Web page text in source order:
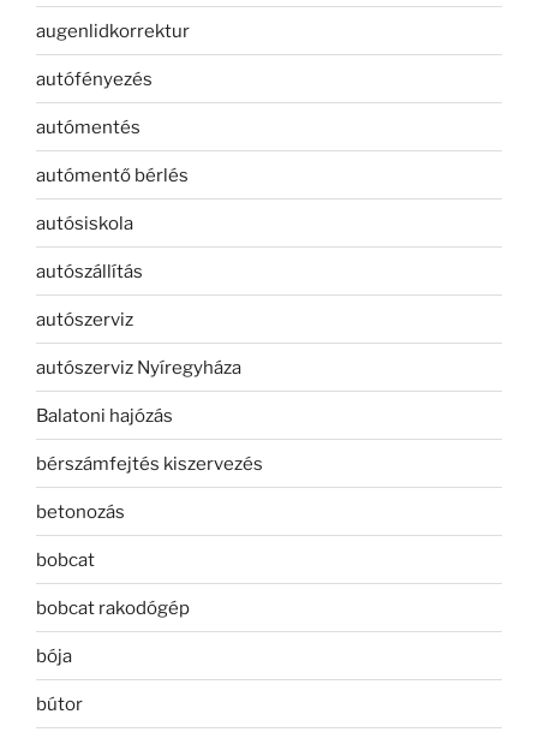
augenlidkorrektur
autófényezés
autómentés
autómentő bérlés
autósiskola
autószállítás
autószerviz
autószerviz Nyíregyháza
Balatoni hajózás
bérszámfejtés kiszervezés
betonozás
bobcat
bobcat rakodógép
bója
bútor